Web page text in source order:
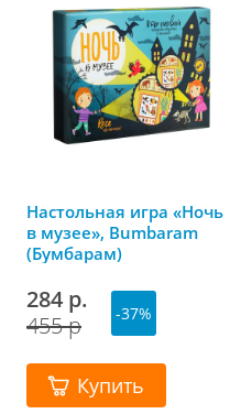
Настольная игра «Ночь
в музее», Bumbaram
(Бумбарам)
284 р.
455 р
-37%
Купить